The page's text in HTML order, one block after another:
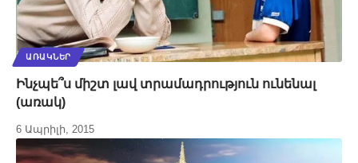
ԱՌԱԿՆԵՐ
Ինչպե՞ս միշտ լավ տրամադրություն ունենալ
(առակ)
6 Ապրիլի, 2015